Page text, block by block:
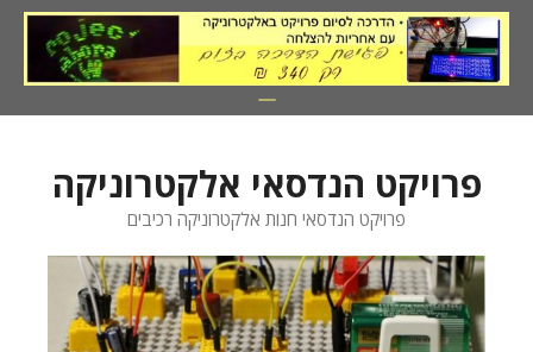
לדלג
לתוכן
פרויקט הנדסאי אלקטרוניקה
פרויקט הנדסאי חנות אלקטרוניקה רכיבים